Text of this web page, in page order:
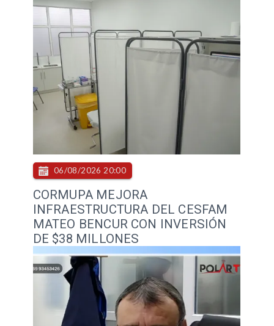
CORMUPA MEJORA
INFRAESTRUCTURA DEL CESFAM
MATEO BENCUR CON INVERSIÓN
DE $38 MILLONES
06/08/2026 20:00